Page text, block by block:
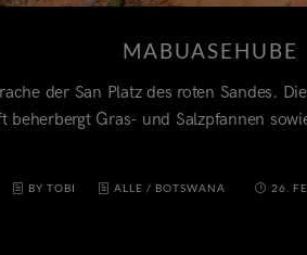
MABUASEHUBE
der San Platz des roten Sandes.
beherbergt Gras- und Salzpfannen
BY TOBI ALLE / BOTSWANA 26.